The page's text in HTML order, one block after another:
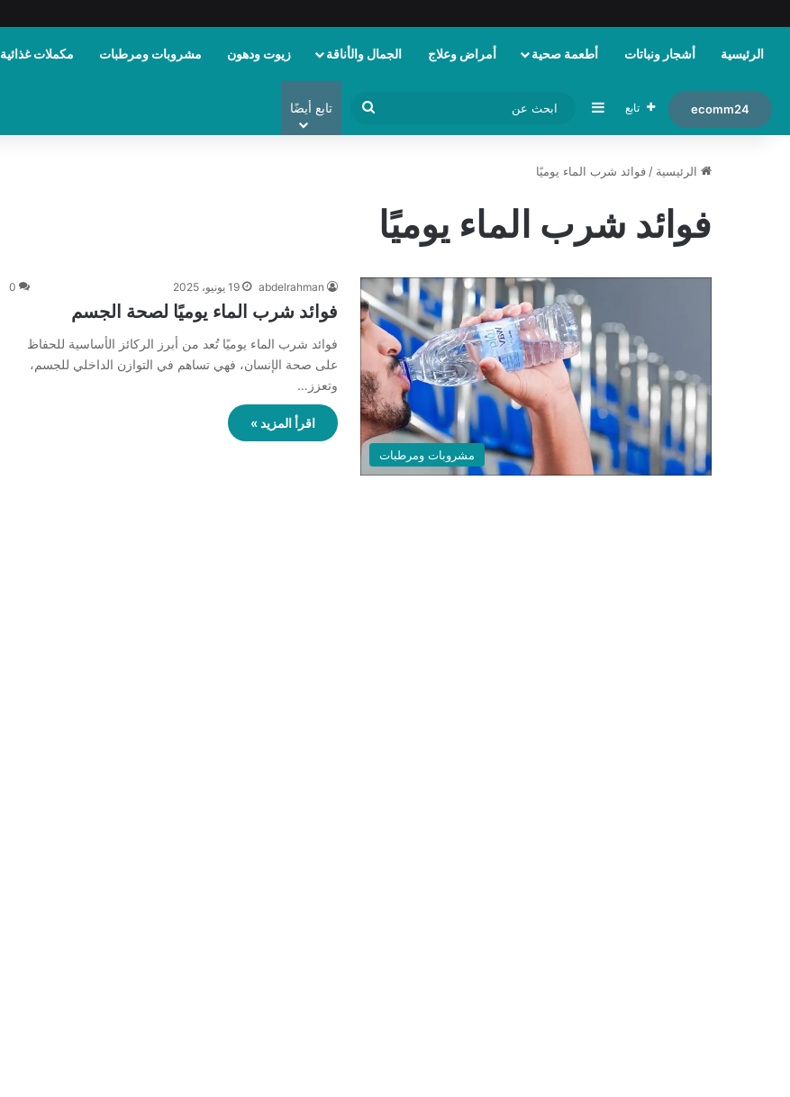
الرئيسية أشجار ونباتات أطعمة صحية أمراض وعلاج الجمال والأناقة زيوت ودهون مشروبات ومرطبات مكملات غذائية
ecomm24 تابع إضافة عمود جانبي
عن
تابع أيضًا
الرئيسية / فوائد شرب الماء يوميًا
فوائد شرب الماء يوميًا
مشروبات ومرطبات
abdelrahman 19 يونيو، 2025 0
فوائد شرب الماء يوميًا لصحة الجسم
فوائد شرب الماء يوميًا تُعد من أبرز الركائز الأساسية للحفاظ
على صحة الإنسان، فهي تساهم في التوازن الداخلي للجسم،
وتعزز…
اقرأ المزيد »